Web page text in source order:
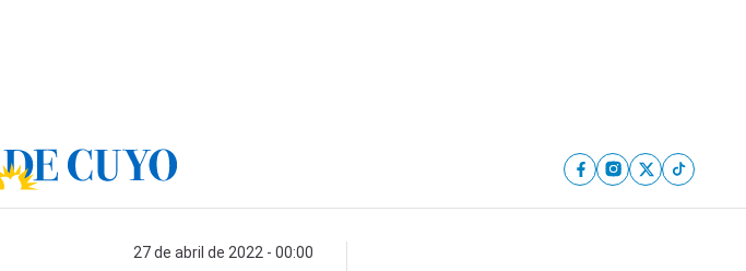
27 de abril de 2022 - 00:00